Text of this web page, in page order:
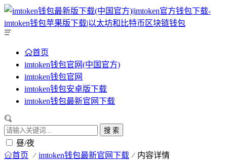
首页
imtoken钱包官网(中国官方)
imtoken钱包官网
imtoken钱包安卓版下载
imtoken钱包最新官网下载
搜 索
昼/夜
首页 imtoken钱包最新官网下载 内容详情